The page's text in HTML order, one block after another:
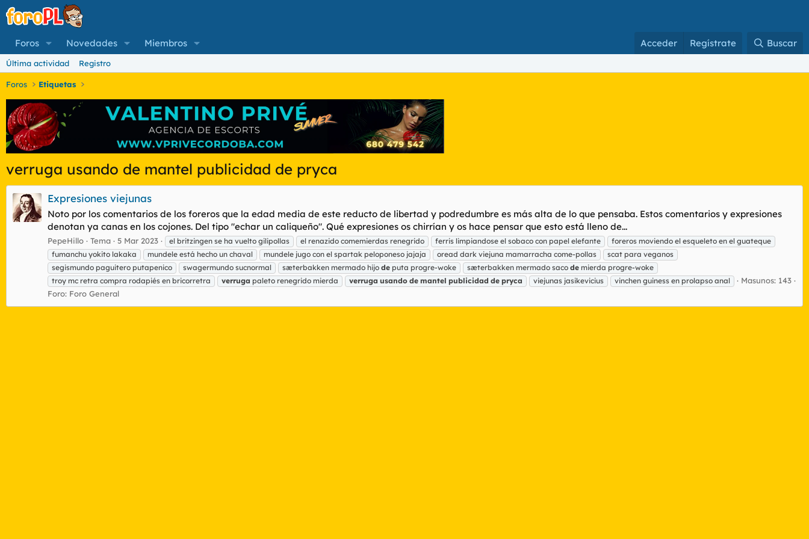
Foros Novedades Miembros Acceder Regístrate Buscar
Última actividad Registro
Foros Etiquetas
verruga usando de mantel publicidad de pryca
Expresiones viejunas
Noto por los comentarios de los foreros que la edad media de este reducto de libertad y podredumbre es más alta de lo que pensaba. Estos comentarios y expresiones
denotan ya canas en los cojones. Del tipo "echar un caliqueño". Qué expresiones os chirrían y os hace pensar que esto está lleno de...
PepeHillo Tema 5 Mar 2023 el britzingen se ha vuelto gilipollas el renazido comemierdas renegrido ferris limpiandose el sobaco con papel elefante
foreros moviendo el esqueleto en el guateque
fumanchu yokito lakaka
mundele está hecho un chaval mundele jugo con el spartak peloponeso jajaja oread dark viejuna mamarracha come-pollas
scat para veganos
segismundo paguitero putapenico
swagermundo sucnormal sæterbakken mermado hijo de puta progre-woke sæterbakken mermado saco de mierda progre-woke
troy mc retra compra rodapiés en bricorretra
verruga paleto renegrido mierda verruga usando de mantel publicidad de pryca viejunas jasikevicius vinchen guiness en prolapso anal
Masunos: 143
Foro: Foro General